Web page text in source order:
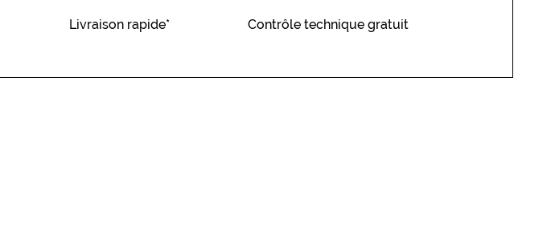
Livraison rapide* Contrôle technique gratuit